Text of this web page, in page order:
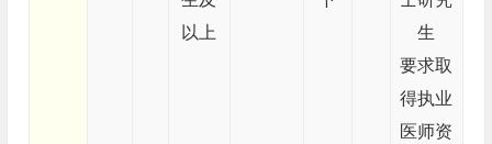
以上
生
要求取
得执业
医师资